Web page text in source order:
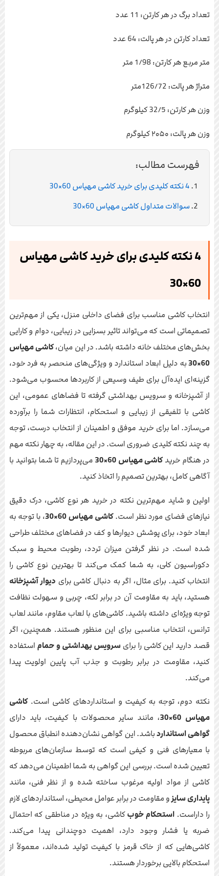
تعداد برگ در هر کارتن: 11 عدد
تعداد کارتن در هر پالت: 64 عدد
متر مربع هر کارتن: 1/98 متر
متراژ هر پالت: 126/72متر
وزن هر کارتن: 32/5 کیلوگرم
وزن هر پالت: ۲۰۵۰ کیلوگرم
فهرست مطالب:
4 نکته کلیدی برای خرید کاشی مهیاس 60×30
سوالات متداول کاشی مهیاس 60×30
4 نکته کلیدی برای خرید کاشی مهیاس
60×30
انتخاب کاشی مناسب برای فضای داخلی منزل، یکی از مهم‌ترین
تصمیماتی است که می‌تواند تاثیر بسزایی در زیبایی، دوام و کارایی
بخش‌های مختلف خانه داشته باشد. در این میان،کاشی مهیاس
60×30
به دلیل ابعاد استاندارد و ویژگی‌های منحصر به فرد خود،
گزینه‌ای ایده‌آل برای طیف وسیعی از کاربردها محسوب می‌شود.
از آشپزخانه و سرویس بهداشتی گرفته تا فضاهای عمومی، این
کاشی با تلفیقی از زیبایی و استحکام، انتظارات شما را برآورده
می‌سازد. اما برای خرید موفق و اطمینان از انتخاب درست، توجه
به چند نکته کلیدی ضروری است. در این مقاله، به چهار نکته مهم
در هنگام خریدکاشی مهیاس 60×30
می‌پردازیم تا شما بتوانید با
آگاهی کامل، بهترین تصمیم را اتخاذ کنید.
اولین و شاید مهم‌ترین نکته در خرید هر نوع کاشی، درک دقیق
نیازهای فضای مورد نظر است.کاشی مهیاس 60×30
، با توجه به
ابعاد خود، برای پوشش دیوارها و کف در فضاهای مختلف طراحی
شده است. در نظر گرفتن میزان تردد، رطوبت محیط و سبک
دکوراسیون کلی، به شما کمک می‌کند تا بهترین نوع کاشی را
انتخاب کنید. برای مثال، اگر به دنبال کاشی برای دیوار آشپزخانه
هستید، باید به مقاومت آن در برابر لکه، چربی و سهولت نظافت
توجه ویژه‌ای داشته باشید. کاشی‌های با لعاب مقاوم، مانند لعاب
ترانس، انتخاب مناسبی برای این منظور هستند. همچنین، اگر
قصد دارید این کاشی را برای سرویس بهداشتی و حمام استفاده
کنید، مقاومت در برابر رطوبت و جذب آب پایین اولویت پیدا
می‌کند.
نکته دوم، توجه به کیفیت و استانداردهای کاشی است.کاشی
مهیاس 60×30
، مانند سایر محصولات با کیفیت، باید دارای
گواهی استانداردباشد. این گواهی نشان‌دهنده انطباق محصول
با معیارهای فنی و کیفی است که توسط سازمان‌های مربوطه
تعیین شده است. بررسی این گواهی به شما اطمینان می‌دهد که
کاشی از مواد اولیه مرغوب ساخته شده و از نظر فنی، مانند
پایداری سایزو مقاومت در برابر عوامل محیطی، استانداردهای لازم
را داراست. استحکام خوب کاشی، به ویژه در مناطقی که احتمال
ضربه یا فشار وجود دارد، اهمیت دوچندانی پیدا می‌کند.
کاشی‌هایی که از خاک قرمز با کیفیت تولید شده‌اند، معمولاً از
استحکام بالایی برخوردار هستند.